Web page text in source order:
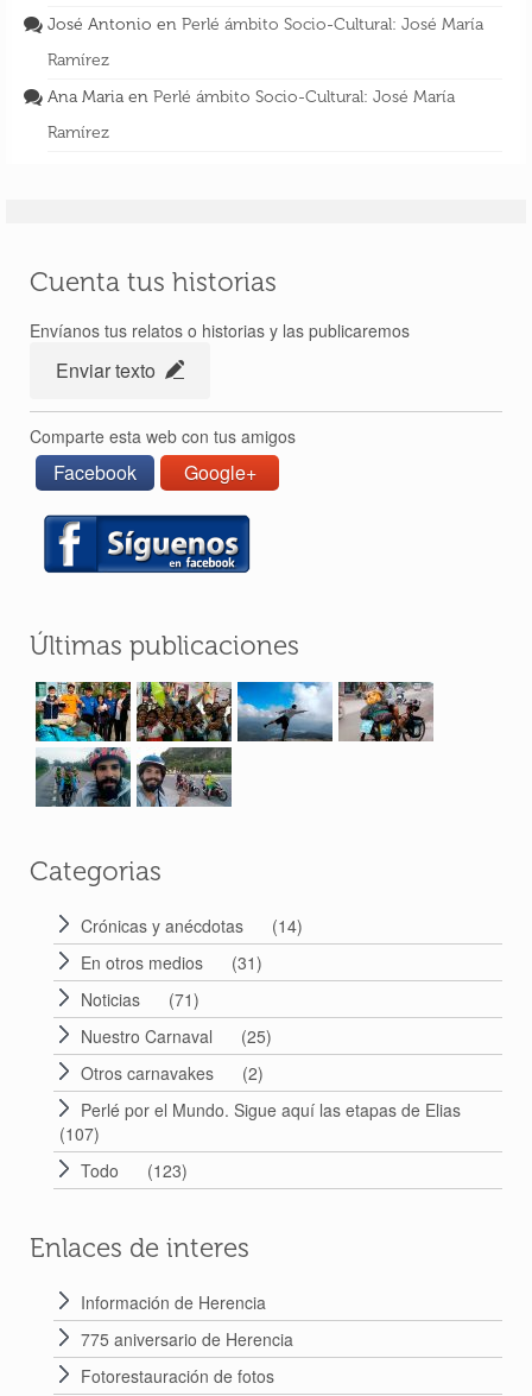
José Antonio en Perlé ámbito Socio-Cultural: José María
Ramírez
Ana Maria en Perlé ámbito Socio-Cultural: José María
Ramírez
Cuenta tus historias
Envíanos tus relatos o historias y las publicaremos
Enviar texto
Comparte esta web con tus amigos
Facebook Google+
Últimas publicaciones
Categorias
Crónicas y anécdotas
(14)
En otros medios
(31)
Noticias
(71)
Nuestro Carnaval
(25)
Otros carnavakes
(2)
Perlé por el Mundo. Sigue aquí las etapas de Elias
(107)
Todo
(123)
Enlaces de interes
Información de Herencia
775 aniversario de Herencia
Fotorestauración de fotos